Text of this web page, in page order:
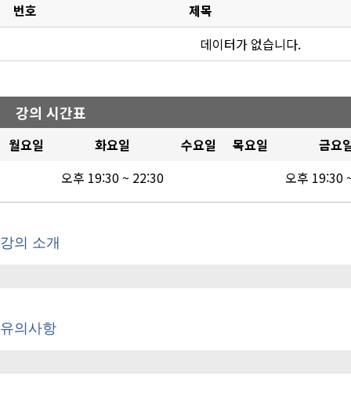
번호
제목
데이터가 없습니다.
강의 시간표
월요일 화요일 수요일 목요일
금요
오후 19:30 ~ 22:30
오후 19:30
강의 소개
유의사항